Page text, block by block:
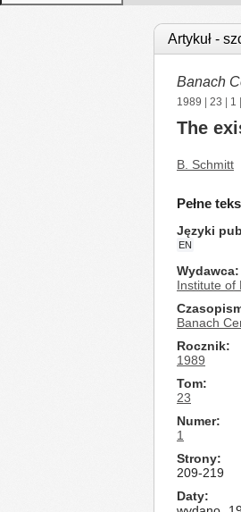
Artykuł -
Banach
1989 23 1
The
B. Schmitt
Pełne
Języki
EN
Wydawca
Institute of
Banach
Rocznik
1989
Tom
23
Numer
1
Strony
209-219
Daty